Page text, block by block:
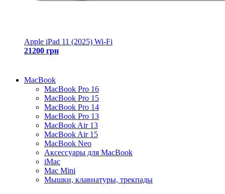
Apple iPad 11 (2025) Wi-Fi
21200 грн
MacBook
MacBook Pro 16
MacBook Pro 15
MacBook Pro 14
MacBook Pro 13
MacBook Air 13
MacBook Air 15
MacBook Neo
Аксессуары для MacBook
iMac
Mac Mini
Мышки, клавиатуры, трекпады